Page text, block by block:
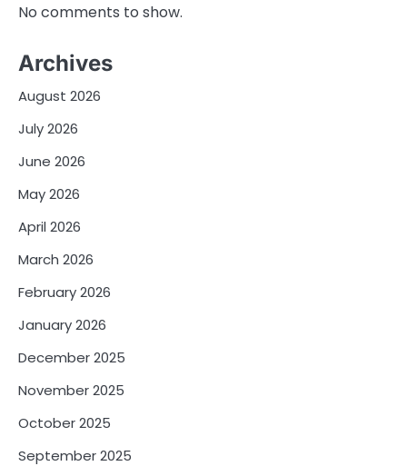
No comments to show.
Archives
August 2026
July 2026
June 2026
May 2026
April 2026
March 2026
February 2026
January 2026
December 2025
November 2025
October 2025
September 2025